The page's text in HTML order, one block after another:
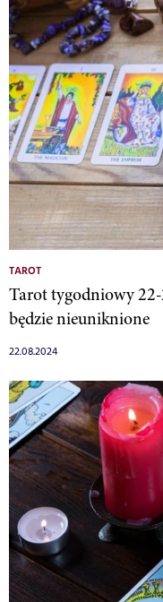
TAROT
Tarot tygodniowy
będzie nieuniknione
22.08.2024